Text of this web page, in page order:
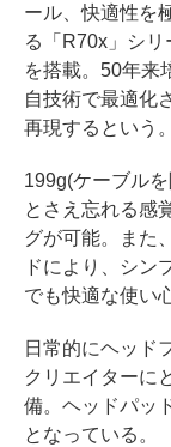
ール、快適性を
る「R70x」シ
を搭載。50年来
自技術で最適化
再現するという。
199g(ケーブル
とさえ忘れる感
グが可能。また
ドにより、シン
でも快適な使い
日常的にヘッド
クリエイターに
備。ヘッドパッ
となっている。